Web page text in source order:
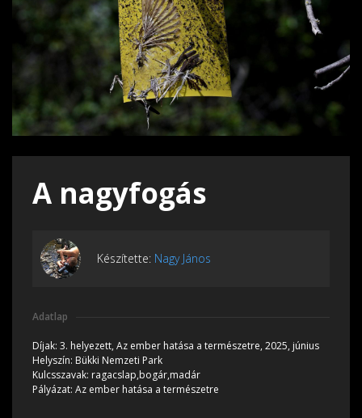
A nagyfogás
Készítette: Nagy János
Adatlap
Díjak: 3. helyezett, Az ember hatása a természetre, 2025, június
Helyszín: Bükki Nemzeti Park
Kulcsszavak: ragacslap,bogár,madár
Pályázat: Az ember hatása a természetre